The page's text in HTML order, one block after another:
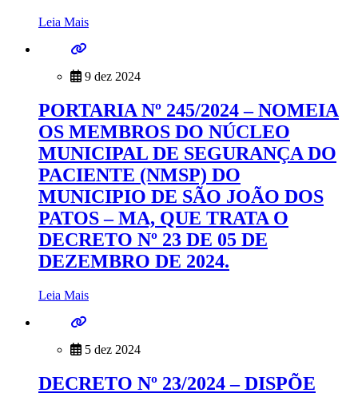
Leia Mais
9 dez 2024
PORTARIA Nº 245/2024 – NOMEIA
OS MEMBROS DO NÚCLEO
MUNICIPAL DE SEGURANÇA DO
PACIENTE (NMSP) DO
MUNICIPIO DE SÃO JOÃO DOS
PATOS – MA, QUE TRATA O
DECRETO Nº 23 DE 05 DE
DEZEMBRO DE 2024.
Leia Mais
5 dez 2024
DECRETO Nº 23/2024 – DISPÕE